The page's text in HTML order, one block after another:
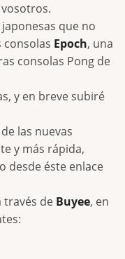
que no
Epoch, una
consolas Pong de
y en breve subiré
las nuevas
y más rápida,
desde éste enlace
través de Buyee, en